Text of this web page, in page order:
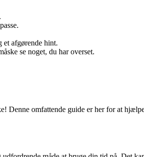
et afgørende hint.
se noget, du har overset.
Denne omfattende guide er her for at